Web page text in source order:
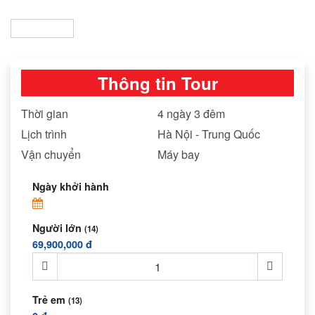
Thông tin Tour
Thời gian
4 ngày 3 đêm
Lịch trình
Hà Nội - Trung Quốc
Vận chuyển
Máy bay
Ngày khởi hành
Người lớn (14)
69,900,000 đ
Trẻ em (13)